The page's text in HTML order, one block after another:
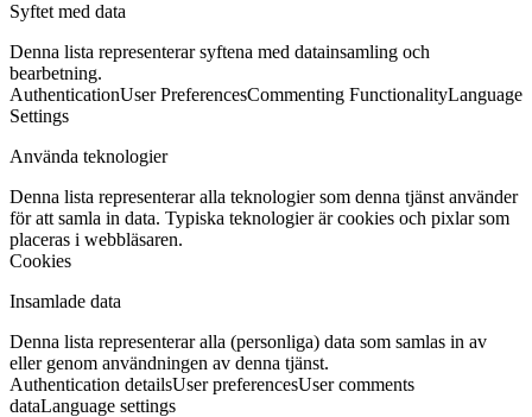
Syftet med data
Denna lista representerar syftena med datainsamling och
bearbetning.
AuthenticationUser PreferencesCommenting FunctionalityLanguage
Settings
Använda teknologier
Denna lista representerar alla teknologier som denna tjänst använder
för att samla in data. Typiska teknologier är cookies och pixlar som
placeras i webbläsaren.
Cookies
Insamlade data
Denna lista representerar alla (personliga) data som samlas in av
eller genom användningen av denna tjänst.
Authentication detailsUser preferencesUser comments
dataLanguage settings